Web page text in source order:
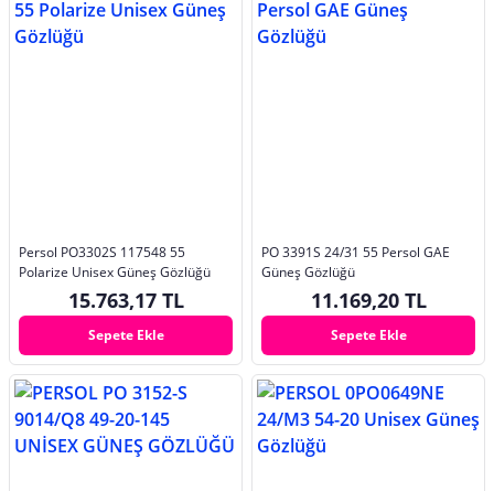
Persol PO3302S 117548 55
Polarize Unisex Güneş Gözlüğü
15.763,17 TL
Sepete Ekle
PO 3391S 24/31 55 Persol GAE
Güneş Gözlüğü
11.169,20 TL
Sepete Ekle